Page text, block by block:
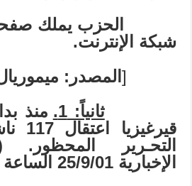
الحزب يملك صفحة
شبكة الإنترنت.
[ المصدر:
ثانياً: 1.
منذ
التحـرير
الإخبارية 25/9/01 الساعة 14:10).